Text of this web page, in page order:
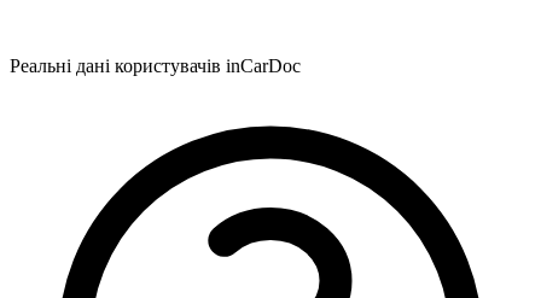
Реальні дані користувачів inCarDoc